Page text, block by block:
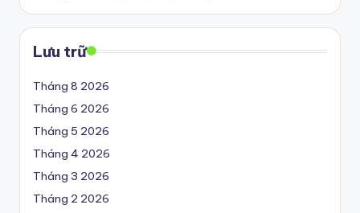
Lưu trữ
Tháng 8 2026
Tháng 6 2026
Tháng 5 2026
Tháng 4 2026
Tháng 3 2026
Tháng 2 2026